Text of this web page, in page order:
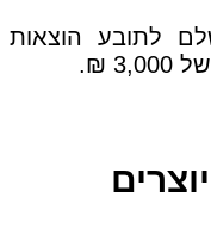
לתובע הוצאות
₪.